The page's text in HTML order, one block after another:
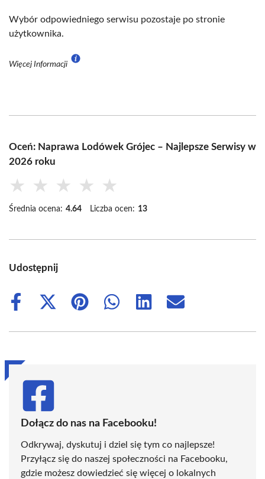
Wybór odpowiedniego serwisu pozostaje po stronie
użytkownika.
Więcej Informacji
Oceń: Naprawa Lodówek Grójec – Najlepsze Serwisy w
2026 roku
★ ★ ★ ★ ★
Średnia ocena: 4.64 Liczba ocen: 13
Udostępnij
Share
Share
(Twitter)
Share
Share
Share
Share
Dołącz do nas na Facebooku!
Odkrywaj, dyskutuj i dziel się tym co najlepsze!
Przyłącz się do naszej społeczności na Facebooku,
gdzie możesz dowiedzieć się więcej o lokalnych